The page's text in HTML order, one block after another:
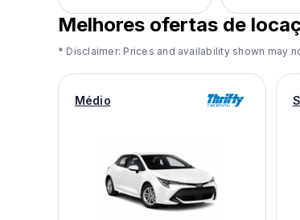
Melhores ofertas de
* Disclaimer: Prices and availability shown may
Médio